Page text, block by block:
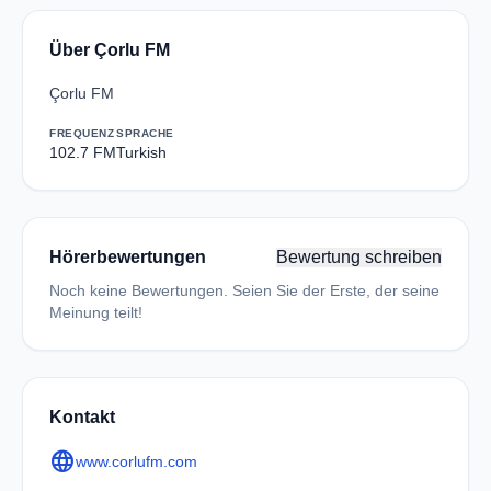
Über Çorlu FM
Çorlu FM
FREQUENZ
102.7 FM
SPRACHE
Turkish
Hörerbewertungen Bewertung schreiben
Noch keine Bewertungen. Seien Sie der Erste, der seine
Meinung teilt!
Kontakt
languagewww.corlufm.com